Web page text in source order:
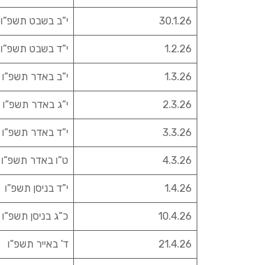
30.1.26 י”ב בשבט תשפ”ו
1.2.26 י”ד בשבט תשפ”ו
1.3.26
י”ב באדר תשפ”ו
2.3.26 י”ג באדר תשפ”ו
3.3.26
י”ד באדר תשפ”ו
4.3.26 ט”ו באדר תשפ”ו
1.4.26 י”ד בניסן תשפ”ו
10.4.26
כ”ג בניסן תשפ”ו
21.4.26 ד’ באייר תשפ”ו